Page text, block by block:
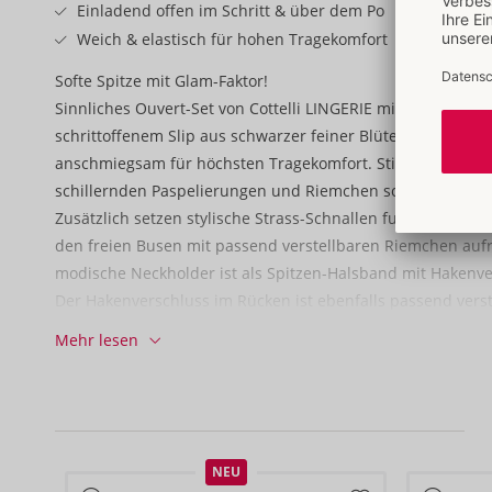
Einladend offen im Schritt & über dem Po
Weich & elastisch für hohen Tragekomfort
Softe Spitze mit Glam-Faktor!
Sinnliches Ouvert-Set von Cottelli LINGERIE mit
schrittoffenem Slip aus schwarzer feiner Blütenspitze.
anschmiegsam für höchsten Tragekomfort. Stilvoll in Szene
schillernden Paspelierungen und Riemchen sowie
Zusätzlich setzen stylische Strass-Schnallen funkelnde
den freien Busen mit passend verstellbaren Riemchen
modische Neckholder ist als Spitzen-Halsband mit
Der Hakenverschluss im Rücken ist ebenfalls passend
Mehr lesen
NEU